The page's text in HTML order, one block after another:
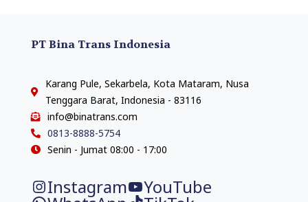
PT Bina Trans Indonesia
Karang Pule, Sekarbela, Kota Mataram, Nusa
Tenggara Barat, Indonesia - 83116
info@binatrans.com
0813-8888-5754
Senin - Jumat 08:00 - 17:00
Instagram YouTube